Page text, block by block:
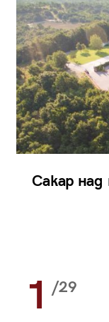
Сакар
1 /29